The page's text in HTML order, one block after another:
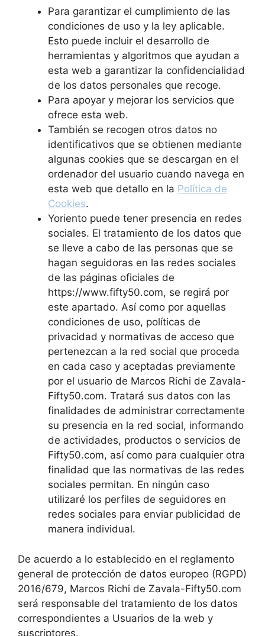
Para garantizar el cumplimiento de las
condiciones de uso y la ley aplicable.
Esto puede incluir el desarrollo de
herramientas y algoritmos que ayudan a
esta web a garantizar la confidencialidad
de los datos personales que recoge.
Para apoyar y mejorar los servicios que
ofrece esta web.
También se recogen otros datos no
identificativos que se obtienen mediante
algunas cookies que se descargan en el
ordenador del usuario cuando navega en
esta web que detallo en la Política de
Cookies.
Yoriento puede tener presencia en redes
sociales. El tratamiento de los datos que
se lleve a cabo de las personas que se
hagan seguidoras en las redes sociales
de las páginas oficiales de
https://www.fifty50.com, se regirá por
este apartado. Así como por aquellas
condiciones de uso, políticas de
privacidad y normativas de acceso que
pertenezcan a la red social que proceda
en cada caso y aceptadas previamente
por el usuario de Marcos Richi de Zavala-
Fifty50.com. Tratará sus datos con las
finalidades de administrar correctamente
su presencia en la red social, informando
de actividades, productos o servicios de
Fifty50.com, así como para cualquier otra
finalidad que las normativas de las redes
sociales permitan. En ningún caso
utilizaré los perfiles de seguidores en
redes sociales para enviar publicidad de
manera individual.
De acuerdo a lo establecido en el reglamento
general de protección de datos europeo (RGPD)
2016/679, Marcos Richi de Zavala-Fifty50.com
será responsable del tratamiento de los datos
correspondientes a Usuarios de la web y
suscriptores.